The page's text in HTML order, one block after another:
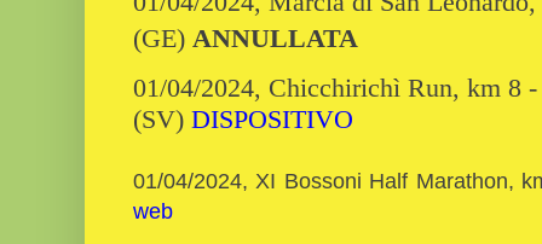
(GE) ANNULLATA
01/04/2024, Chicchirichì Run, km 8
(SV) DISPOSITIVO
01/04/2024, XI Bossoni Half Marathon,
web